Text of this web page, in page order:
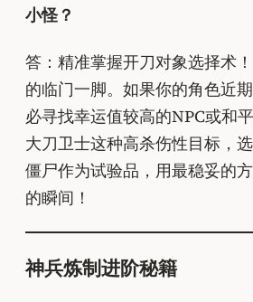
小怪？
答：精准掌握开刀对象选择术
的临门一脚。如果你的角色近
必寻找幸运值较高的NPC或和
大刀卫士这种高杀伤性目标，
僵尸作为试验品，用最稳妥的
的瞬间！
神兵炼制进阶秘籍